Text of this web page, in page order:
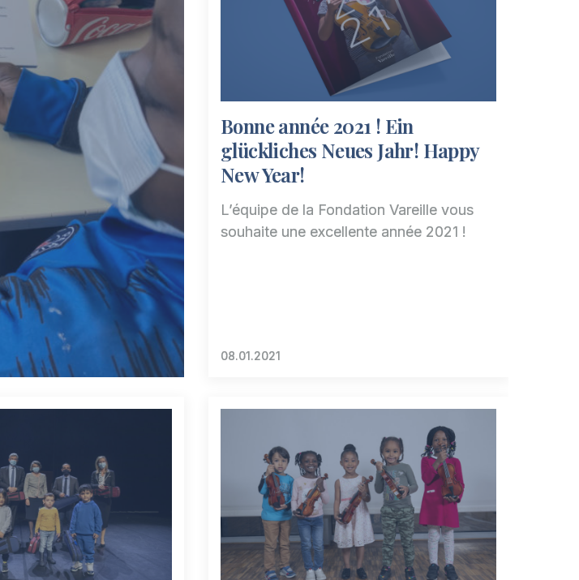
Bonne année 2021 ! Ein
glückliches Neues Jahr! Happy
New Year!
L’équipe de la Fondation Vareille vous
souhaite une excellente année 2021 !
08.01.2021